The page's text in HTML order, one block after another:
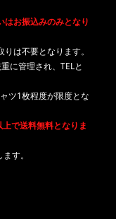
はお振込みのみとなり
は不要となります。
に管理され、TELと
ツ1枚程度が限度とな
で送料無料となりま
す。